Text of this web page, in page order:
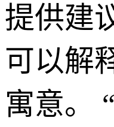
提供建
可以解
寓意。